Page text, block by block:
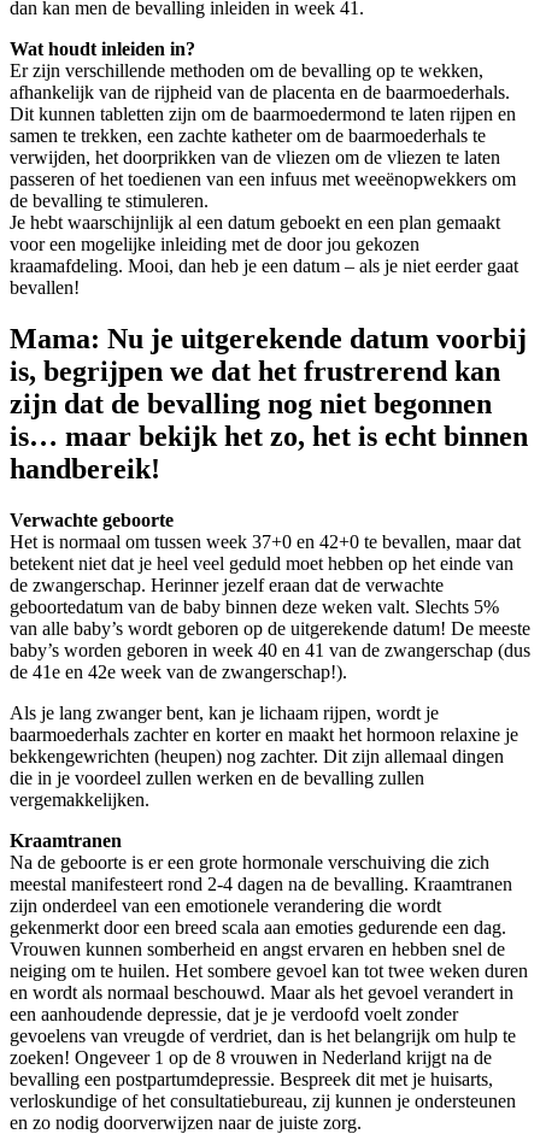
dan kan men de bevalling inleiden in week 41.
Wat houdt inleiden in?
Er zijn verschillende methoden om de bevalling op te wekken,
afhankelijk van de rijpheid van de placenta en de baarmoederhals.
Dit kunnen tabletten zijn om de baarmoedermond te laten rijpen en
samen te trekken, een zachte katheter om de baarmoederhals te
verwijden, het doorprikken van de vliezen om de vliezen te laten
passeren of het toedienen van een infuus met weeënopwekkers om
de bevalling te stimuleren.
Je hebt waarschijnlijk al een datum geboekt en een plan gemaakt
voor een mogelijke inleiding met de door jou gekozen
kraamafdeling. Mooi, dan heb je een datum – als je niet eerder gaat
bevallen!
Mama: Nu je uitgerekende datum voorbij
is, begrijpen we dat het frustrerend kan
zijn dat de bevalling nog niet begonnen
is… maar bekijk het zo, het is echt binnen
handbereik!
Verwachte geboorte
Het is normaal om tussen week 37+0 en 42+0 te bevallen, maar dat
betekent niet dat je heel veel geduld moet hebben op het einde van
de zwangerschap. Herinner jezelf eraan dat de verwachte
geboortedatum van de baby binnen deze weken valt. Slechts 5%
van alle baby’s wordt geboren op de uitgerekende datum! De meeste
baby’s worden geboren in week 40 en 41 van de zwangerschap (dus
de 41e en 42e week van de zwangerschap!).
Als je lang zwanger bent, kan je lichaam rijpen, wordt je
baarmoederhals zachter en korter en maakt het hormoon relaxine je
bekkengewrichten (heupen) nog zachter. Dit zijn allemaal dingen
die in je voordeel zullen werken en de bevalling zullen
vergemakkelijken.
Kraamtranen
Na de geboorte is er een grote hormonale verschuiving die zich
meestal manifesteert rond 2-4 dagen na de bevalling. Kraamtranen
zijn onderdeel van een emotionele verandering die wordt
gekenmerkt door een breed scala aan emoties gedurende een dag.
Vrouwen kunnen somberheid en angst ervaren en hebben snel de
neiging om te huilen. Het sombere gevoel kan tot twee weken duren
en wordt als normaal beschouwd. Maar als het gevoel verandert in
een aanhoudende depressie, dat je je verdoofd voelt zonder
gevoelens van vreugde of verdriet, dan is het belangrijk om hulp te
zoeken! Ongeveer 1 op de 8 vrouwen in Nederland krijgt na de
bevalling een postpartumdepressie. Bespreek dit met je huisarts,
verloskundige of het consultatiebureau, zij kunnen je ondersteunen
en zo nodig doorverwijzen naar de juiste zorg.